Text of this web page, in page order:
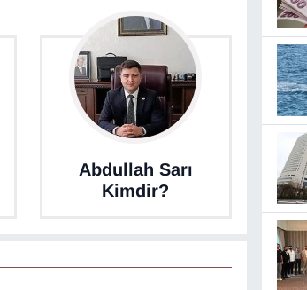
Abdullah Sarı
Kimdir?